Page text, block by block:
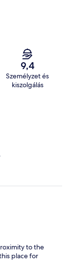
9,4
Személyzet és
kiszolgálás
to the
place for